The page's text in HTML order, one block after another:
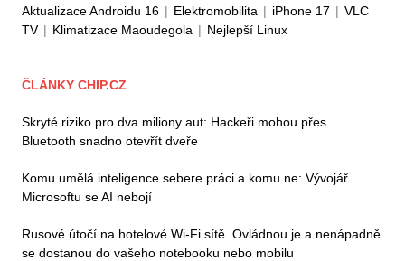
Aktualizace Androidu 16 | Elektromobilita | iPhone 17 | VLC
TV | Klimatizace Maoudegola | Nejlepší Linux
ČLÁNKY CHIP.CZ
Skryté riziko pro dva miliony aut: Hackeři mohou přes
Bluetooth snadno otevřít dveře
Komu umělá inteligence sebere práci a komu ne: Vývojář
Microsoftu se AI nebojí
Rusové útočí na hotelové Wi-Fi sítě. Ovládnou je a nenápadně
se dostanou do vašeho notebooku nebo mobilu